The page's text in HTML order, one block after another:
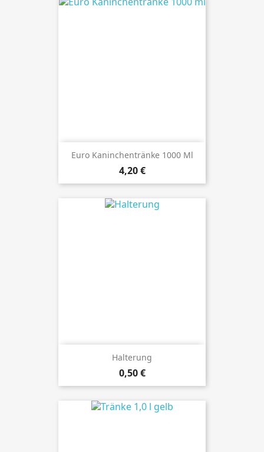
Euro Kaninchentränke 1000 Ml
Preis
4,20 €
Halterung
Preis
0,50 €